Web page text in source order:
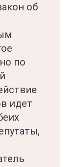
об
по
идет